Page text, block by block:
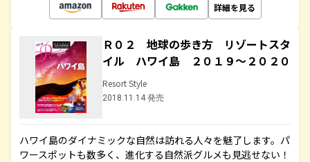
詳細を見る
Ｒ０２ 地球の歩き方 リゾートスタ
イル ハワイ島 ２０１９～２０２０
Resort Style
2018.11.14 発売
ハワイ島のダイナミックな自然は訪れる人々を魅了します。パ
ワースポットも数多く、進化する自然派グルメも見逃せない！